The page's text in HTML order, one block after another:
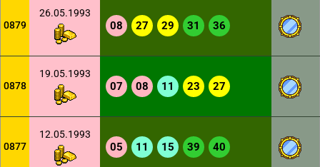
0879
26.05.1993
08 27 29 31 36
0878
19.05.1993
07 08 11 23 27
0877
12.05.1993
05 11 15 39 40